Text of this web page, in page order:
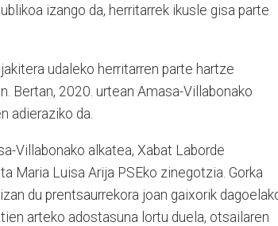
izango da, herritarrek ikusle gisa parte
udaleko herritarren parte hartze
Bertan, 2020. urtean Amasa-Villabonako
adieraziko da.
Villabonako alkatea, Xabat Laborde
Maria Luisa Arija PSEko zinegotzia. Gorka
du prentsaurrekora joan gaixorik
arteko adostasuna lortu duela, otsailaren